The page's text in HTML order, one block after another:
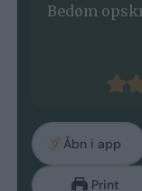
Bedøm
Åbn i app
Print